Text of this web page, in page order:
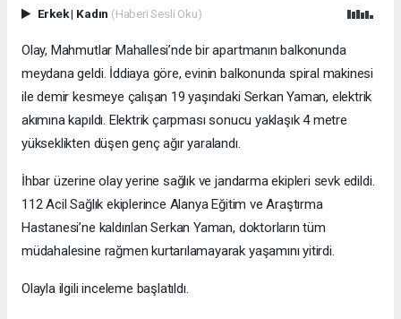
Erkek| Kadın (Haberi Sesli Oku)
Olay, Mahmutlar Mahallesi’nde bir apartmanın balkonunda
meydana geldi. İddiaya göre, evinin balkonunda spiral makinesi
ile demir kesmeye çalışan 19 yaşındaki Serkan Yaman, elektrik
akımına kapıldı. Elektrik çarpması sonucu yaklaşık 4 metre
yükseklikten düşen genç ağır yaralandı.
İhbar üzerine olay yerine sağlık ve jandarma ekipleri sevk edildi.
112 Acil Sağlık ekiplerince Alanya Eğitim ve Araştırma
Hastanesi’ne kaldırılan Serkan Yaman, doktorların tüm
müdahalesine rağmen kurtarılamayarak yaşamını yitirdi.
Olayla ilgili inceleme başlatıldı.